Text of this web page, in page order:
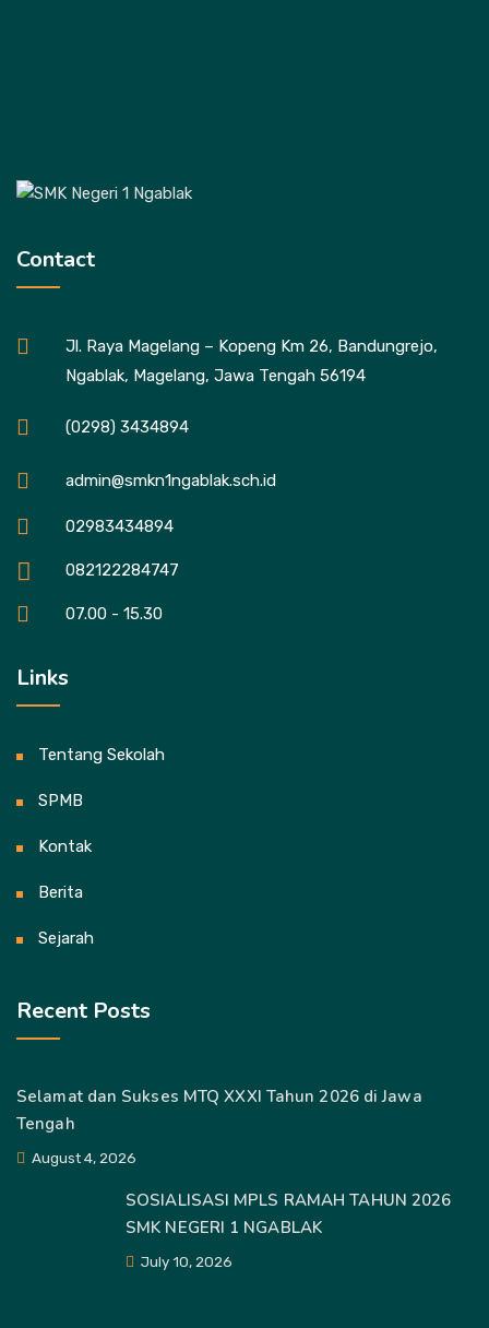
Contact
Jl. Raya Magelang – Kopeng Km 26, Bandungrejo,
Ngablak, Magelang, Jawa Tengah 56194
(0298) 3434894
admin@smkn1ngablak.sch.id
02983434894
082122284747
07.00 - 15.30
Links
Tentang Sekolah
SPMB
Kontak
Berita
Sejarah
Recent Posts
Selamat dan Sukses MTQ XXXI Tahun 2026 di Jawa
Tengah
August 4, 2026
SOSIALISASI MPLS RAMAH TAHUN 2026
SMK NEGERI 1 NGABLAK
July 10, 2026